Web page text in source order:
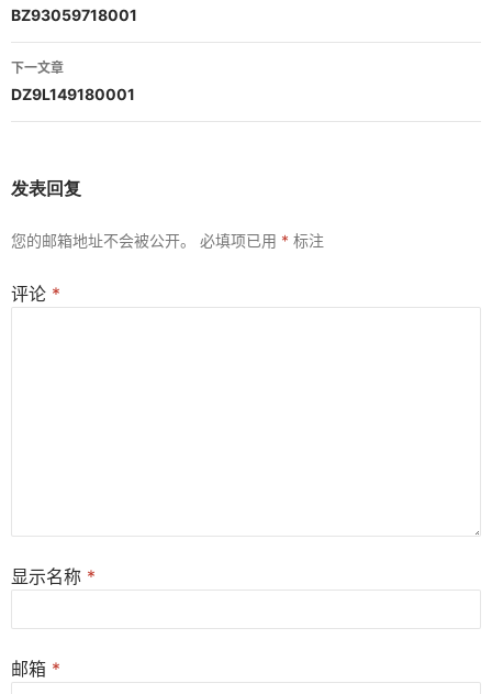
章
导
航
BZ93059718001
下一文章
DZ9L149180001
发表回复
您的邮箱地址不会被公开。 必填项已用 * 标注
评论 *
显示名称 *
邮箱 *